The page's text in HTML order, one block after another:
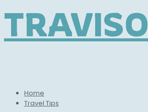
TRAVISO
Home
Travel Tips